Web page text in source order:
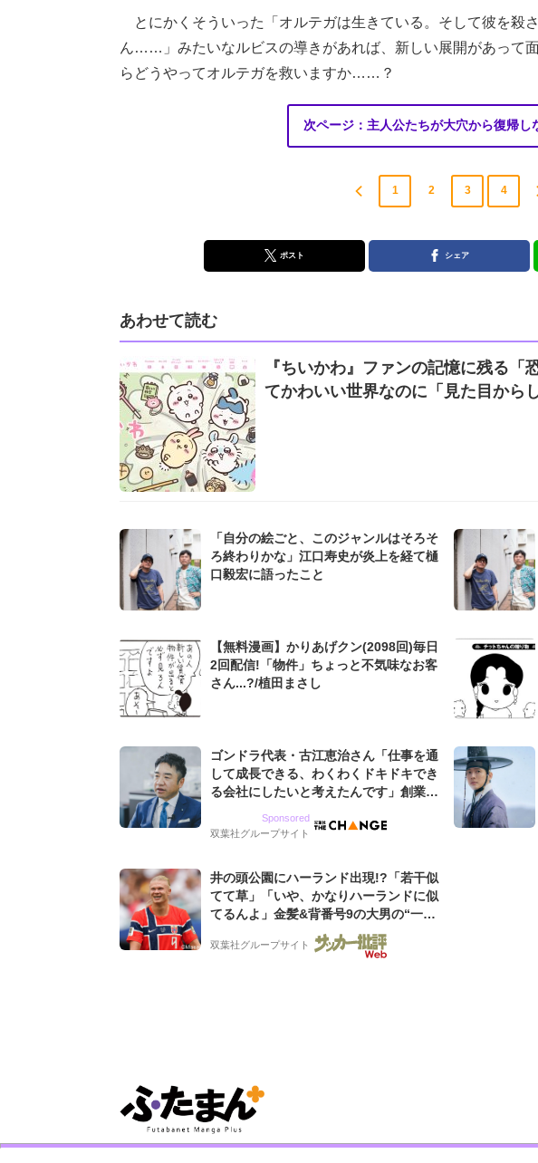
とにかくそういった「オルテガは生きている。そして彼を殺
ん……」みたいなルビスの導きがあれば、新しい展開があって
らどうやってオルテガを救いますか……？
次ページ：主人公たちが大穴から復帰
1 2 3 4
ポスト シェア
あわせて読む
『ちいかわ』ファンの記憶に残る「
てかわいい世界なのに「見た目から
「自分の絵ごと、このジャンルはそろそ
ろ終わりかな」江口寿史が炎上を経て樋
口毅宏に語ったこと
【無料漫画】かりあげクン(2098回)毎日
2回配信!「物件」ちょっと不気味なお客
さん...?/植田まさし
ゴンドラ代表・古江恵治さん「仕事を通
して成長できる、わくわくドキドキでき
る会社にしたいと考えたんです」創業来
グ会社のアイデンティティ
Sponsored
双葉社グループサイト
井の頭公園にハーランド出現!?「若干似
てて草」「いや、かなりハーランドに似
てるんよ」金髪&背番号9の大男の“一人
バイキング・ロー”映像が話題!「元気を
もらった」
双葉社グループサイト